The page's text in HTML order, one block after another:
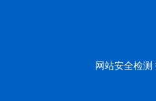
网站安全检